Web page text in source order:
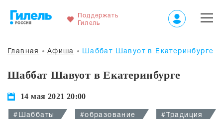
Поддержать
Гилель
Главная Афиша Шаббат Шавуот в Екатеринбурге
Шаббат Шавуот в Екатеринбурге
14 мая 2021 20:00
#Шаббаты #образование #Традиция